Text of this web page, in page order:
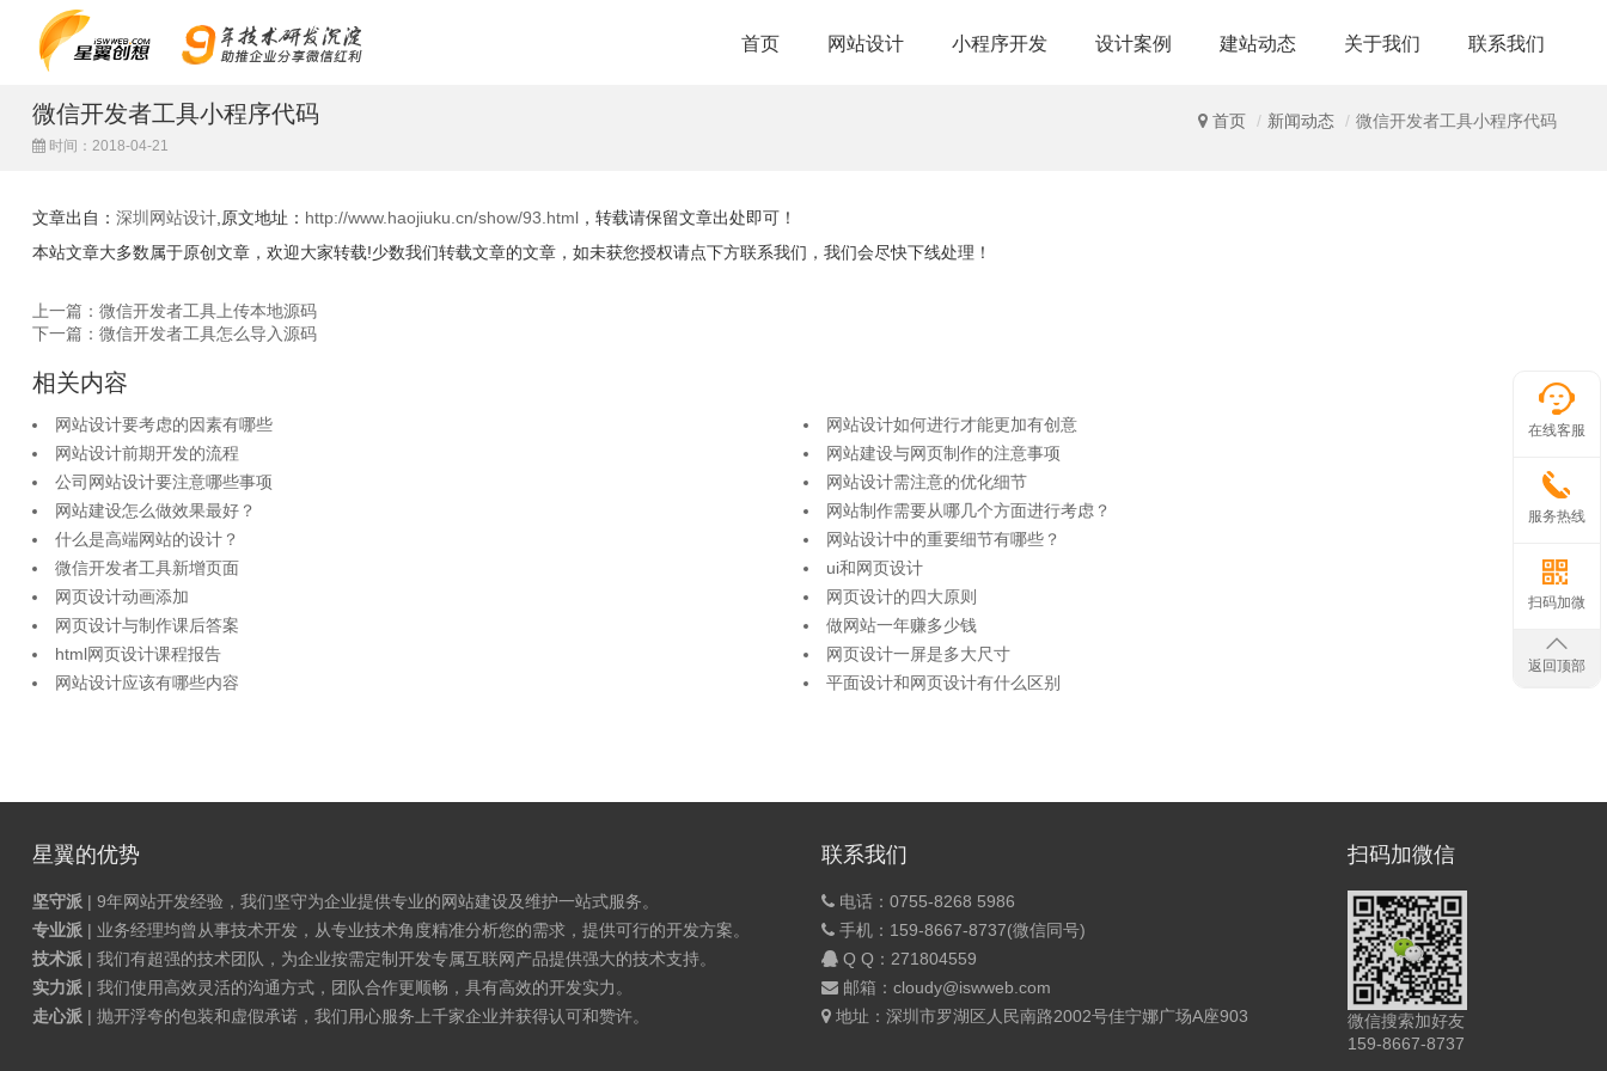
首页 网站设计 小程序开发 设计案例 建站动态 关于我们 联系我们
首页 新闻动态 微信开发者工具小程序代码
微信开发者工具小程序代码
时间：2018-04-21
文章出自： 深圳网站设计 ,原文地址： http://www.haojiuku.cn/show/93.html ，转载请保留文章出处即可！
本站文章大多数属于原创文章，欢迎大家转载!少数我们转载文章的文章，如未获您授权请点下方联系我们，我们会尽快下线处理！
上一篇：微信开发者工具上传本地源码
下一篇：微信开发者工具怎么导入源码
相关内容
网站设计要考虑的因素有哪些
网站设计如何进行才能更加有创意
网站设计前期开发的流程
网站建设与网页制作的注意事项
公司网站设计要注意哪些事项
网站设计需注意的优化细节
网站建设怎么做效果最好？
网站制作需要从哪几个方面进行考虑？
什么是高端网站的设计？
网站设计中的重要细节有哪些？
微信开发者工具新增页面
ui和网页设计
网页设计动画添加
网页设计的四大原则
网页设计与制作课后答案
做网站一年赚多少钱
html网页设计课程报告
网页设计一屏是多大尺寸
网站设计应该有哪些内容
平面设计和网页设计有什么区别
星翼的优势
坚守派 | 9年网站开发经验，我们坚守为企业提供专业的网站建设及维护一站式服务。
专业派 | 业务经理均曾从事技术开发，从专业技术角度精准分析您的需求，提供可行的开发方案。
技术派 | 我们有超强的技术团队，为企业按需定制开发专属互联网产品提供强大的技术支持。
实力派 | 我们使用高效灵活的沟通方式，团队合作更顺畅，具有高效的开发实力。
走心派 | 抛开浮夸的包装和虚假承诺，我们用心服务上千家企业并获得认可和赞许。
联系我们
电话：0755-8268 5986
手机：159-8667-8737(微信同号)
Q Q： 271804559
邮箱：cloudy@iswweb.com
地址：深圳市罗湖区人民南路2002号佳宁娜广场A座903
扫码加微信
微信搜索加好友
159-8667-8737
在线客服
服务热线
扫码加微
返回顶部